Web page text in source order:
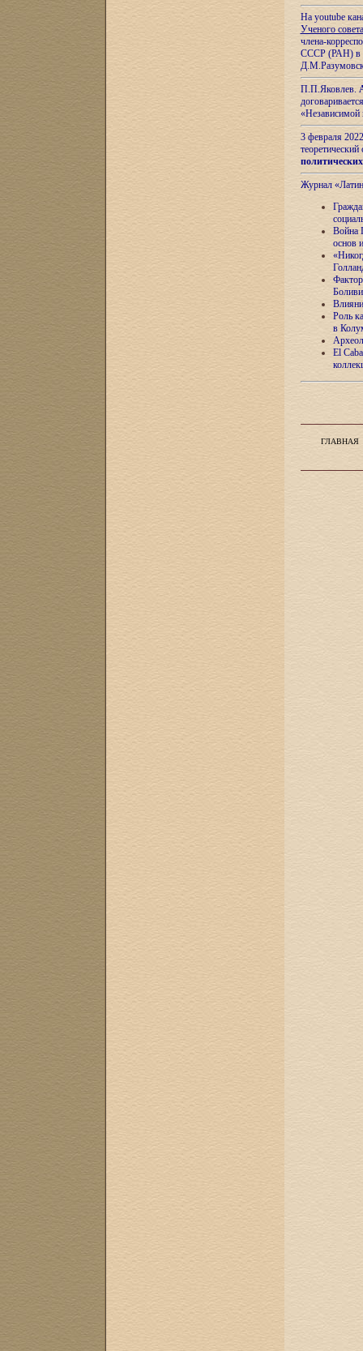
На youtube
Ученого
члена-
СССР (РАН) в
П.П.Яковлев.
«Независимой
3 февраля
теоретический
Журнал
Война
основ
Роль
в
El
ГЛАВНАЯ